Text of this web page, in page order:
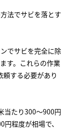
法でサビを落とす
でサビを完全に除
す。これらの作業
頼する必要があり
当たり300～900円
程度が相場で、